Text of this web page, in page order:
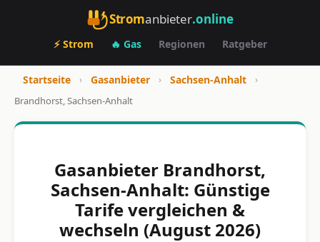
Stromanbieter.online
⚡ Strom 🔥 Gas Regionen Ratgeber
Startseite › Gasanbieter › Sachsen-Anhalt
›
Brandhorst, Sachsen-Anhalt
Gasanbieter Brandhorst,
Sachsen-Anhalt: Günstige
Tarife vergleichen &
wechseln (August 2026)